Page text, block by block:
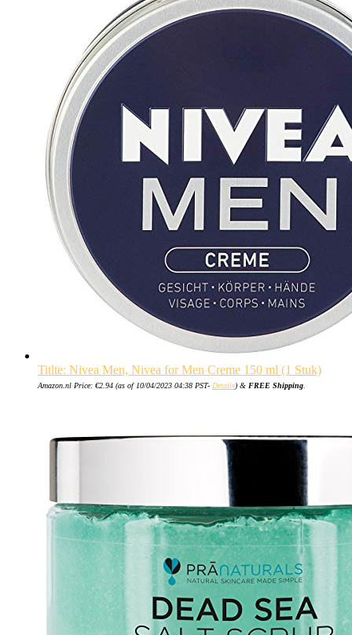
Titlte: Nivea Men, Nivea for Men Creme 150 ml (1 Stuk)
Amazon.nl Price: €2.94 (as of 10/04/2023 04:38 PST- Details) & FREE Shipping